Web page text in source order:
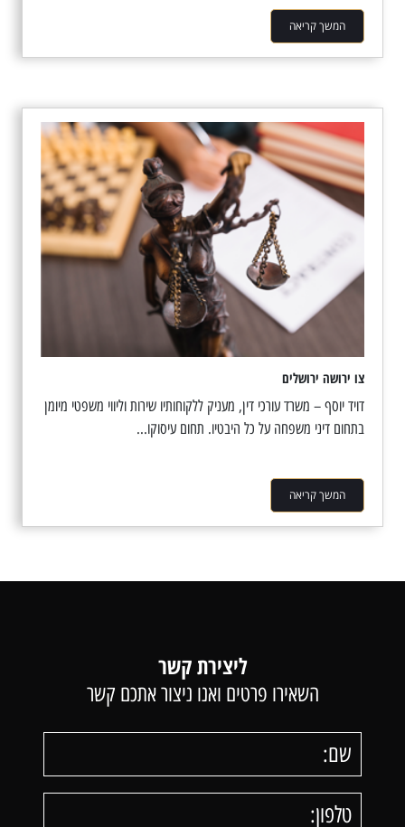
המשך קריאה
צו ירושה ירושלים
דויד יוסף – משרד עורכי דין, מעניק ללקוחותיו שירות וליווי משפטי מיומן
בתחום דיני משפחה על כל היבטיו. תחום עיסוקו...
המשך קריאה
ליצירת קשר
השאירו פרטים ואנו ניצור אתכם קשר